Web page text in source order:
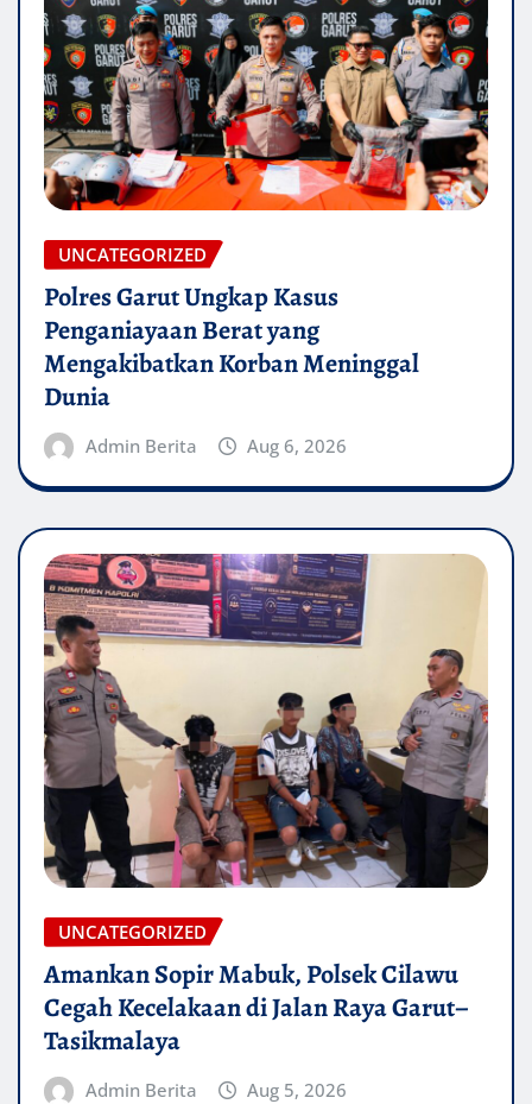
UNCATEGORIZED
Polres Garut Ungkap Kasus
Penganiayaan Berat yang
Mengakibatkan Korban Meninggal
Dunia
Admin Berita Aug 6, 2026
UNCATEGORIZED
Amankan Sopir Mabuk, Polsek Cilawu
Cegah Kecelakaan di Jalan Raya Garut–
Tasikmalaya
Admin Berita Aug 5, 2026